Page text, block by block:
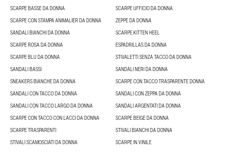
SCARPE BASSE DA DONNA
SCARPE UFFICIO DA DONNA
SCARPE CON STAMPA ANIMALIER DA DONNA
ZEPPE DA DONNA
SANDALI BIANCHI DA DONNA
SCARPE KITTEN HEEL
SCARPE ROSA DA DONNA
ESPADRILLAS DA DONNA
SCARPE BLU DA DONNA
STIVALETTI SENZA TACCO DA DONNA
SANDALI BASSI
SANDALI NERI DA DONNA
SNEAKERS BIANCHE DA DONNA
SCARPE CON TACCO TRASPARENTE DONNA
SANDALI CON TACCO DA DONNA
SANDALI CON ZEPPA DA DONNA
SANDALI CON TACCO LARGO DA DONNA
SANDALI ARGENTATI DA DONNA
SCARPE CON TACCO CON LACCI DA DONNA
SCARPE BEIGE DA DONNA
SCARPE TRASPARENTI
STIVALI BIANCHI DA DONNA
STIVALI SCAMOSCIATI DA DONNA
SCARPE IN VINILE